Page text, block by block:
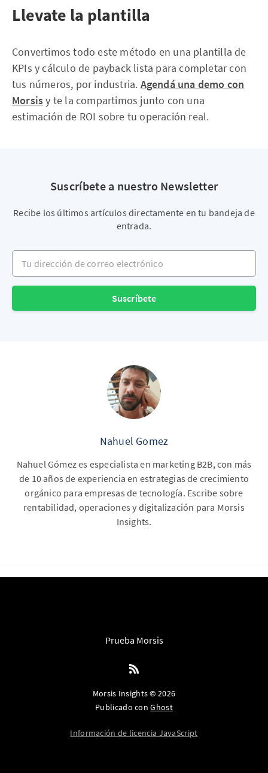
Llevate la plantilla
Convertimos todo este método en una plantilla de
KPIs y cálculo de payback lista para completar con
tus números, por industria. Agendá una demo con
Morsisy te la compartimos junto con una
estimación de ROI sobre tu operación real.
Suscríbete a nuestro Newsletter
Recibe los últimos artículos directamente en tu bandeja de
entrada.
Tu dirección de correo electrónico
Suscríbete
Nahuel Gomez
Nahuel Gómez es especialista en marketing B2B, con más
de 10 años de experiencia en estrategias de crecimiento
orgánico para empresas de tecnología. Escribe sobre
rentabilidad, operaciones y digitalización para Morsis
Insights.
Prueba Morsis
Morsis Insights © 2026
Publicado conGhost
Información de licencia JavaScript